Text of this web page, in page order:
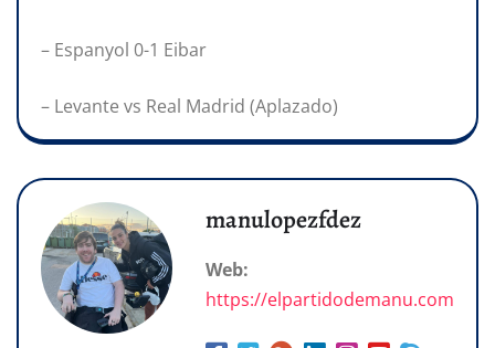
– Espanyol 0-1 Eibar
– Levante vs Real Madrid (Aplazado)
manulopezfdez
Web:
https://elpartidodemanu.com